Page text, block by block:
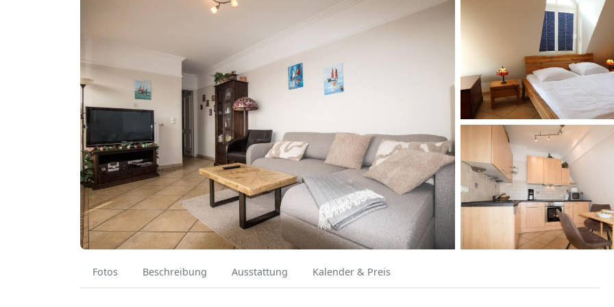
Fotos Beschreibung Ausstattung Kalender & Preis